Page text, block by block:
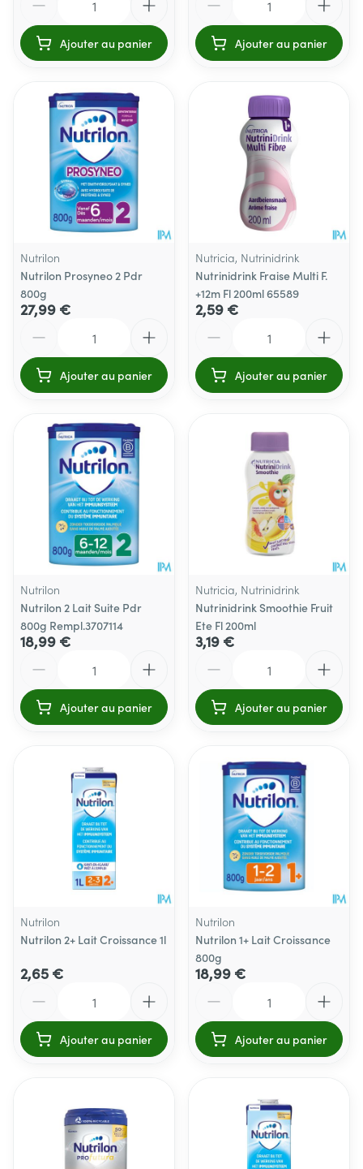
Ajouter au panier Ajouter au panier
Nutrilon
Nutrilon Prosyneo 2 Pdr
800g
27,99 €
Ajouter au panier
Nutricia, Nutrinidrink
Nutrinidrink Fraise Multi F.
+12m Fl 200ml 65589
2,59 €
Ajouter au panier
Nutrilon
Nutrilon 2 Lait Suite Pdr
800g Rempl.3707114
18,99 €
Ajouter au panier
Nutricia, Nutrinidrink
Nutrinidrink Smoothie Fruit
Ete Fl 200ml
3,19 €
Ajouter au panier
Nutrilon
Nutrilon 2+ Lait Croissance 1l
2,65 €
Ajouter au panier
Nutrilon
Nutrilon 1+ Lait Croissance
800g
18,99 €
Ajouter au panier